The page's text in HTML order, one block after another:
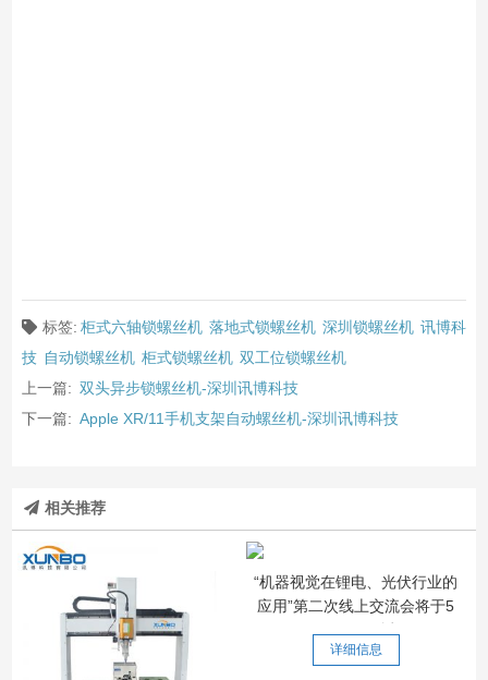
标签: 柜式六轴锁螺丝机 落地式锁螺丝机 深圳锁螺丝机 讯博科
技 自动锁螺丝机 柜式锁螺丝机 双工位锁螺丝机
上一篇: 双头异步锁螺丝机-深圳讯博科技
下一篇: Apple XR/11手机支架自动螺丝机-深圳讯博科技
相关推荐
“机器视觉在锂电、光伏行业的
应用”第二次线上交流会将于5
详细信息